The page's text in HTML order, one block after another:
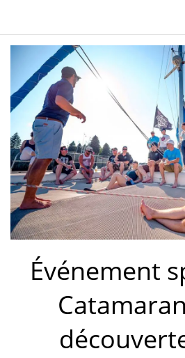
Événement